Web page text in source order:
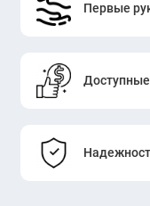
Первые